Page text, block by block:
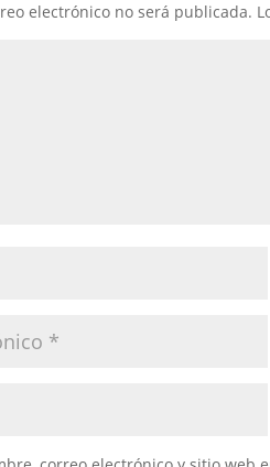
electrónico no será publicada.